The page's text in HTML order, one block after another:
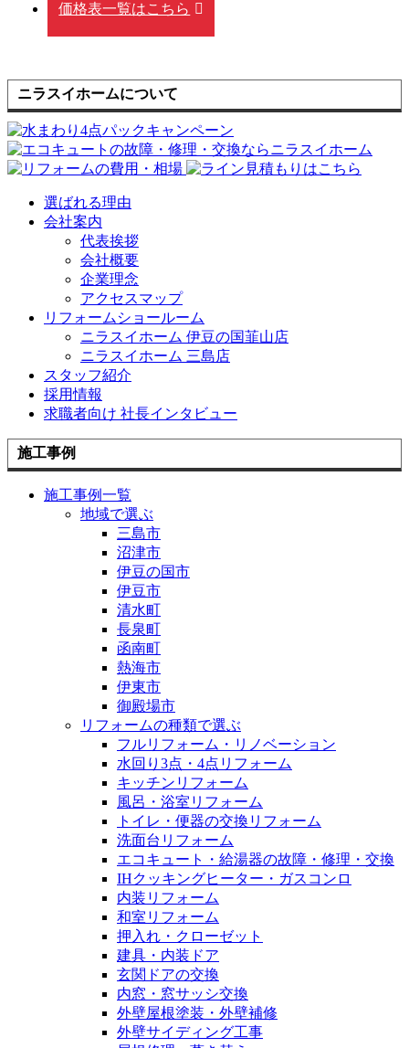
価格表一覧はこちら
ニラスイホームについて
選ばれる理由
会社案内
代表挨拶
会社概要
企業理念
アクセスマップ
リフォームショールーム
ニラスイホーム 伊豆の国韮山店
ニラスイホーム 三島店
スタッフ紹介
採用情報
求職者向け 社長インタビュー
施工事例
施工事例一覧
地域で選ぶ
三島市
沼津市
伊豆の国市
伊豆市
清水町
長泉町
函南町
熱海市
伊東市
御殿場市
リフォームの種類で選ぶ
フルリフォーム・リノベーション
水回り3点・4点リフォーム
キッチンリフォーム
風呂・浴室リフォーム
トイレ・便器の交換リフォーム
洗面台リフォーム
エコキュート・給湯器の故障・修理・交換
IHクッキングヒーター・ガスコンロ
内装リフォーム
和室リフォーム
押入れ・クローゼット
建具・内装ドア
玄関ドアの交換
内窓・窓サッシ交換
外壁屋根塗装・外壁補修
外壁サイディング工事